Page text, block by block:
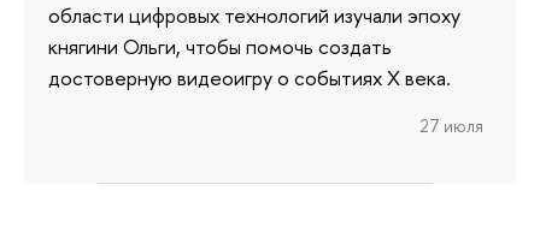
области цифровых технологий изучали эпоху
княгини Ольги, чтобы помочь создать
достоверную видеоигру о событиях X века.
27 июля